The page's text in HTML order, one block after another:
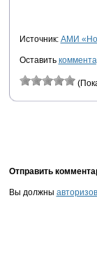
Источник: АМИ
Оставить
Отправить
Вы должны